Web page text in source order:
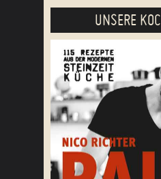
UNSERE